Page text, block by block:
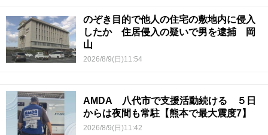
のぞき目的で他人の住宅の敷地内に侵入
したか 住居侵入の疑いで男を逮捕 岡
山
2026/8/9(日)11:54
AMDA 八代市で支援活動続ける ５日
からは夜間も常駐【熊本で最大震度7】
2026/8/9(日)11:42